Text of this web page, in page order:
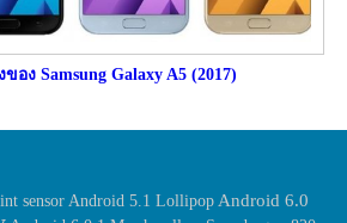
อง Samsung Galaxy A5 (2017)
sensor Android 5.1 Lollipop Android 6.0